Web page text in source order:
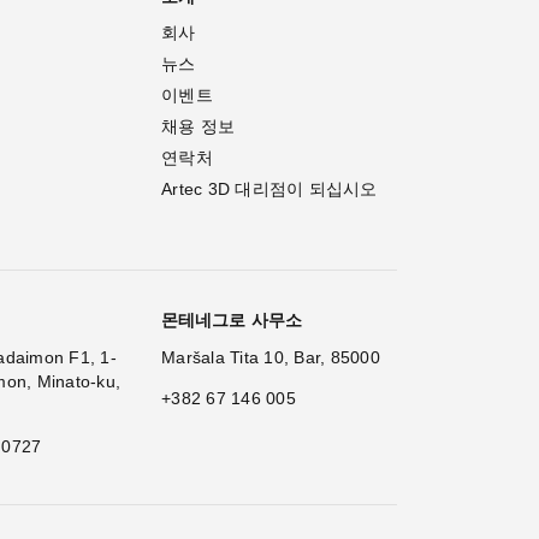
회사
뉴스
이벤트
채용 정보
연락처
Artec 3D 대리점이 되십시오
F1, 1-
Minato-ku,
몬테네그로 사무소
Maršala Tita 10, Bar, 85000
+382 67 146 005